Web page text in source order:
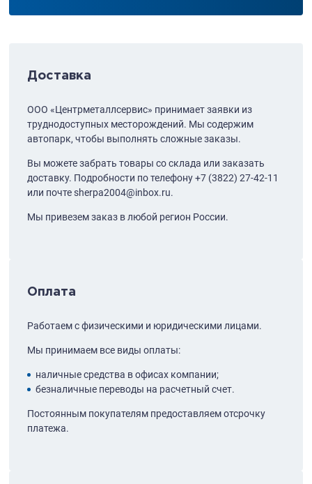
Доставка
ООО «Центрметаллсервис» принимает заявки из
труднодоступных месторождений. Мы содержим
автопарк, чтобы выполнять сложные заказы.
Вы можете забрать товары со склада или заказать
доставку. Подробности по телефону+7 (3822) 27-42-11
или почтеsherpa2004@inbox.ru.
Мы привезем заказ в любой регион России.
Оплата
Работаем с физическими и юридическими лицами.
Мы принимаем все виды оплаты:
наличные средства в офисах компании;
безналичные переводы на расчетный счет.
Постоянным покупателям предоставляем отсрочку
платежа.